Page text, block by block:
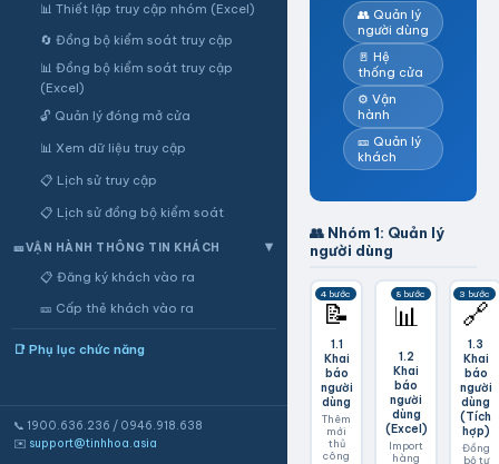
📊 Thiết lập truy cập nhóm (Excel)
🔄 Đồng bộ kiểm soát truy cập
📊 Đồng bộ kiểm soát truy cập
(Excel)
🔓 Quản lý đóng mở cửa
📊 Xem dữ liệu truy cập
📋 Lịch sử truy cập
📋 Lịch sử đồng bộ kiểm soát
🎫VẬN HÀNH THÔNG TIN KHÁCH ▶
📋 Đăng ký khách vào ra
🎫 Cấp thẻ khách vào ra
📑 Phụ lục chức năng
📞 1900.636.236 / 0946.918.638
✉️ support@tinhhoa.asia
👥 Quản lý
người dùng
🚪 Hệ
thống cửa
⚙️ Vận
hành
🎫 Quản lý
khách
👥 Nhóm 1: Quản lý
người dùng
📝
1.1
Khai
báo
người
dùng
Thêm
mới
thủ
công
4 bước
📊
1.2
Khai
báo
người
dùng
(Excel)
Import
hàng
8 bước
🔗
1.3
Khai
báo
người
dùng
(Tích
hợp)
Đồng
bộ tự
3 bước